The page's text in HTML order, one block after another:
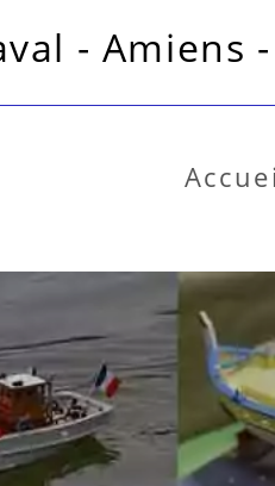
- Amiens